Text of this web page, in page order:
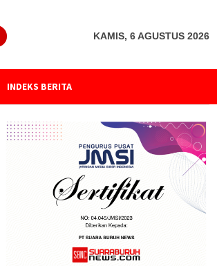
KAMIS, 6 AGUSTUS 2026
INDEKS BERITA